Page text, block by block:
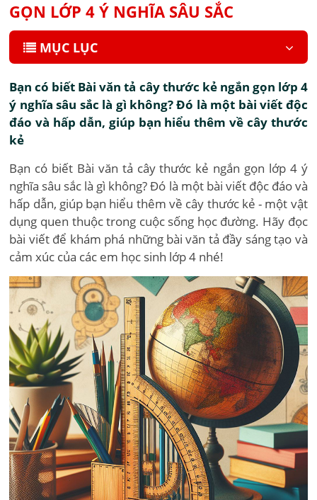
GỌN LỚP 4 Ý NGHĨA SÂU SẮC
MỤC LỤC
Bạn có biết Bài văn tả cây thước kẻ ngắn gọn lớp 4
ý nghĩa sâu sắc là gì không? Đó là một bài viết độc
đáo và hấp dẫn, giúp bạn hiểu thêm về cây thước
kẻ
Bạn có biết Bài văn tả cây thước kẻ ngắn gọn lớp 4 ý
nghĩa sâu sắc là gì không? Đó là một bài viết độc đáo và
hấp dẫn, giúp bạn hiểu thêm về cây thước kẻ - một vật
dụng quen thuộc trong cuộc sống học đường. Hãy đọc
bài viết để khám phá những bài văn tả đầy sáng tạo và
cảm xúc của các em học sinh lớp 4 nhé!